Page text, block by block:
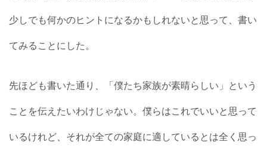
少しでも何かのヒントになるかもしれないと思って、書い
てみることにした。
先ほども書いた通り、「僕たち家族が素晴らしい」という
ことを伝えたいわけじゃない。僕らはこれでいいと思って
いるけれど、それが全ての家庭に適しているとは全く思っ